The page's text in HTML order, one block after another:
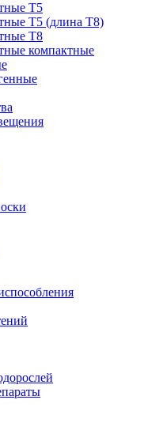
T5
T5 (длина T8)
T8
компактные